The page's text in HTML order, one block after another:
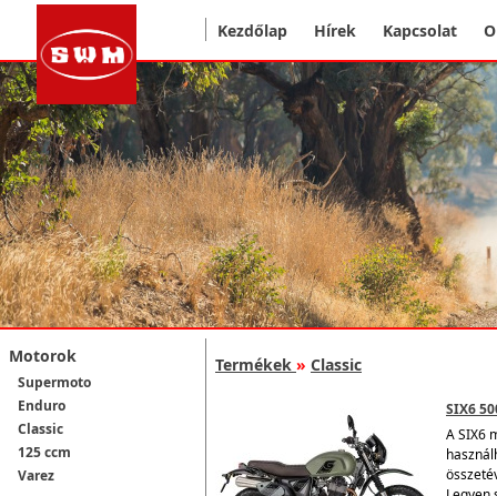
Kezdőlap Hírek Kapcsolat
Motorok
Supermoto
Enduro
Classic
125 ccm
Varez
Termékek » Classic
SIX6
A SIX6